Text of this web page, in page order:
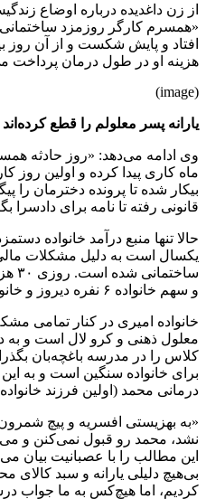
از زن داغدیده درباره اوضاع
«همسرم کارگر روزمزد
افتاد و پایش شکست و از آن روز
هزینه او در طول درمان پرداخت
(image)
یارانه پسر معلولم را قطع کرده‌اند
وی ادامه می‌دهد: «روز حادثه
ماه کاری پیدا کرده و اولین روز
بیکار شده تا پرونده دخترمان را
قانونی رفته تا نامه برای دادسرا
یکسال است به دلیل مشکلات
و سهم خانواده ۶ نفره دیروز و خانواده ۵ نفره امروز از زندگی است.
کلاس را در مدرسه باغچه‌بان
برای خانواده سنگین است و به این
درمانی محمد (اولین فرزند
«به بهزیستی افسریه و پیچ
نشد، محمد رو قبول نمی‌کنن و
بی‌هیچ دلیلی یارانه و سبد
کردیم، اما هیچ‌کس به ما جواب